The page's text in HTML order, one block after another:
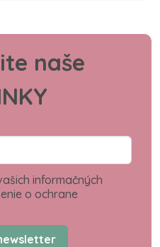
naše
informačných
o ochrane